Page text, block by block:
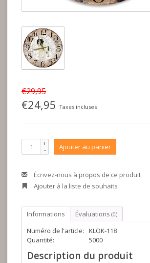
€29,95
€24,95 Taxes incluses
+
- Ajouter au panier
Écrivez-nous à propos de ce produit
Ajouter à la liste de souhaits
Informations Évaluations (0)
Numéro de l'article:
KLOK-118
Quantité:
5000
Description du produit